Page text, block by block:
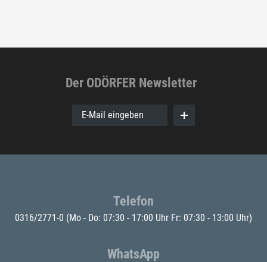
Der ODÖRFER Newsletter
E-Mail eingeben
Telefon
0316/2771-0 (Mo - Do: 07:30 - 17:00 Uhr Fr: 07:30 - 13:00 Uhr)
WhatsApp